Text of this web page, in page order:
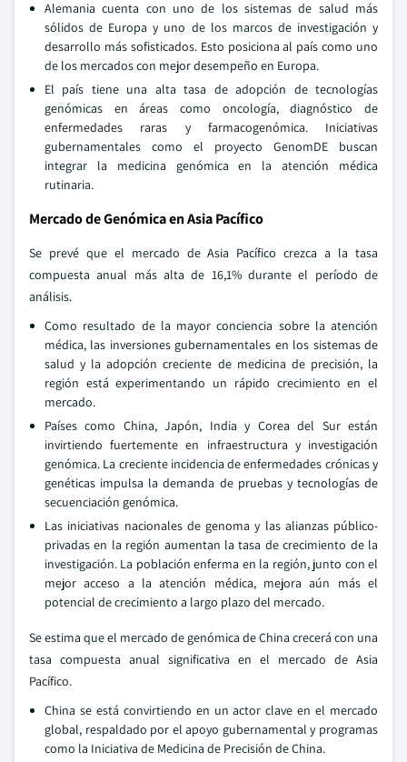
Alemania cuenta con uno de los sistemas de salud más
sólidos de Europa y uno de los marcos de investigación y
desarrollo más sofisticados. Esto posiciona al país como uno
de los mercados con mejor desempeño en Europa.
El país tiene una alta tasa de adopción de tecnologías
genómicas en áreas como oncología, diagnóstico de
enfermedades raras y farmacogenómica. Iniciativas
gubernamentales como el proyecto GenomDE buscan
integrar la medicina genómica en la atención médica
rutinaria.
Mercado de Genómica en Asia Pacífico
Se prevé que el mercado de Asia Pacífico crezca a la tasa
compuesta anual más alta de 16,1% durante el período de
análisis.
Como resultado de la mayor conciencia sobre la atención
médica, las inversiones gubernamentales en los sistemas de
salud y la adopción creciente de medicina de precisión, la
región está experimentando un rápido crecimiento en el
mercado.
Países como China, Japón, India y Corea del Sur están
invirtiendo fuertemente en infraestructura y investigación
genómica. La creciente incidencia de enfermedades crónicas y
genéticas impulsa la demanda de pruebas y tecnologías de
secuenciación genómica.
Las iniciativas nacionales de genoma y las alianzas público-
privadas en la región aumentan la tasa de crecimiento de la
investigación. La población enferma en la región, junto con el
mejor acceso a la atención médica, mejora aún más el
potencial de crecimiento a largo plazo del mercado.
Se estima que el mercado de genómica de China crecerá con una
tasa compuesta anual significativa en el mercado de Asia
Pacífico.
China se está convirtiendo en un actor clave en el mercado
global, respaldado por el apoyo gubernamental y programas
como la Iniciativa de Medicina de Precisión de China.